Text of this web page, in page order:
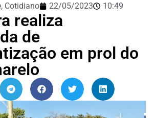
, Cotidiano 22/05/2023 10:49
realiza
de
em prol do